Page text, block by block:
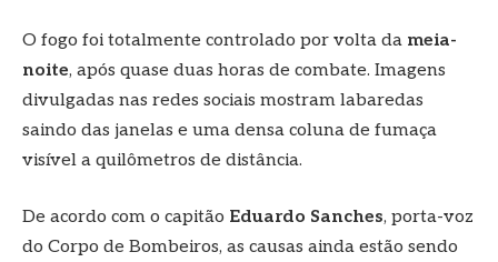
O fogo foi totalmente controlado por volta da meia-
noite, após quase duas horas de combate. Imagens
divulgadas nas redes sociais mostram labaredas
saindo das janelas e uma densa coluna de fumaça
visível a quilômetros de distância.
De acordo com o capitão Eduardo Sanches, porta-voz
do Corpo de Bombeiros, as causas ainda estão sendo